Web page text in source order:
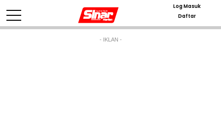
Log Masuk
Daftar
- IKLAN -